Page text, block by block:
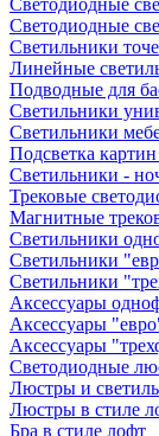
Светодиодные
Светодиодные
Светильники
Линейные
Подводные для
Светильники
Светильники
Подсветка картин
Светильники -
Трековые
Магнитные
Светильники
Светильники
Светильники
Аксессуары
Аксессуары
Аксессуары
Светодиодные
Люстры и
Люстры в стиле
Бра в стиле лофт